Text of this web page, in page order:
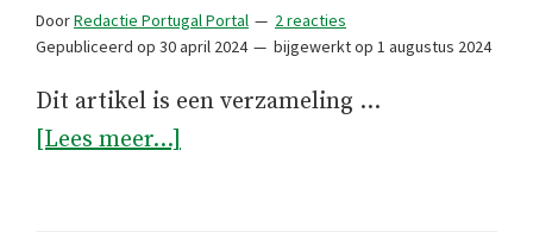
DoorRedactie Portugal Portal
2 reacties
Gepubliceerd op 30 april 2024 bijgewerkt op 1 augustus 2024
Dit artikel is een verzameling …
[Lees meer...]